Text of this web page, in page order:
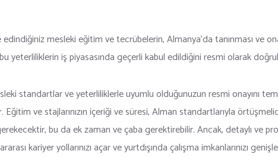
mesleki eğitim ve tecrübelerin, Almanya’da tanınması ve
yeterliliklerin iş piyasasında geçerli kabul edildiğini resmi olarak
standartlar ve yeterliliklerle uyumlu olduğunuzun resmi onayını
ve stajlarınızın içeriği ve süresi, Alman standartlarıyla
bu da ek zaman ve çaba gerektirebilir. Ancak, detaylı ve
kariyer yollarınızı açar ve yurtdışında çalışma imkanlarınızı